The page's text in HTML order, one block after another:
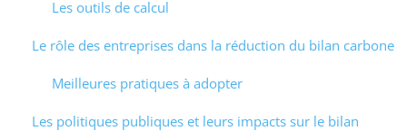
Les outils de calcul
Le rôle des entreprises dans la réduction du bilan carbone
Meilleures pratiques à adopter
Les politiques publiques et leurs impacts sur le bilan